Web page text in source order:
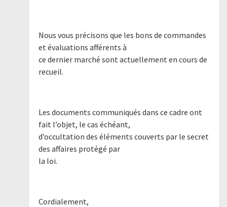
Nous vous précisons que les bons de commandes
et évaluations afférents à
ce dernier marché sont actuellement en cours de
recueil.
Les documents communiqués dans ce cadre ont
fait l’objet, le cas échéant,
d’occultation des éléments couverts par le secret
des affaires protégé par
la loi.
Cordialement,